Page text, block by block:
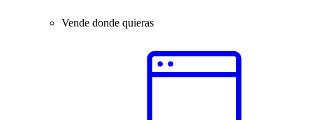
Vende donde quieras